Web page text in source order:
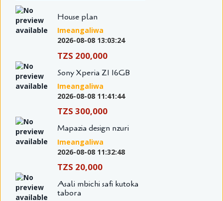
House plan
Imeangaliwa
2026-08-08 13:03:24
TZS 200,000
Sony Xperia Z1 16GB
Imeangaliwa
2026-08-08 11:41:44
TZS 300,000
Mapazia design nzuri
Imeangaliwa
2026-08-08 11:32:48
TZS 20,000
Asali mbichi safi kutoka
tabora